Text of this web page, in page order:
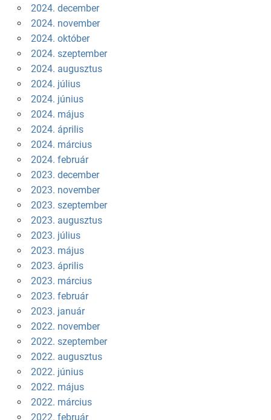
2024. december
2024. november
2024. október
2024. szeptember
2024. augusztus
2024. július
2024. június
2024. május
2024. április
2024. március
2024. február
2023. december
2023. november
2023. szeptember
2023. augusztus
2023. július
2023. május
2023. április
2023. március
2023. február
2023. január
2022. november
2022. szeptember
2022. augusztus
2022. június
2022. május
2022. március
2022. február